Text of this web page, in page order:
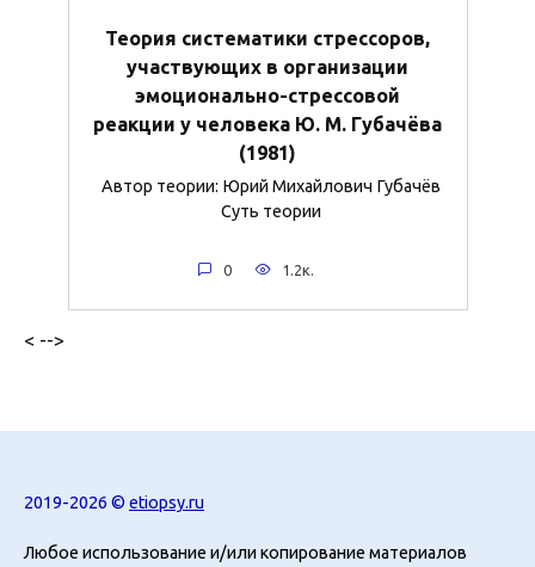
Теория систематики стрессоров,
участвующих в организации
эмоционально-стрессовой
реакции у человека Ю. М. Губачёва
(1981)
Автор теории: Юрий Михайлович Губачёв
Суть теории
0 1.2к.
< -->
2019-2026 © etiopsy.ru
Любое использование и/или копирование материалов